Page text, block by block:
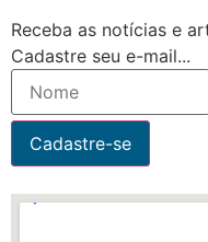
Receba as notícias e
Cadastre seu e-mail...